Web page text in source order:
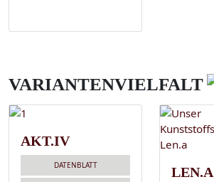
VARIANTENVIELFALT
AKT.IV
DATENBLATT LEN.A